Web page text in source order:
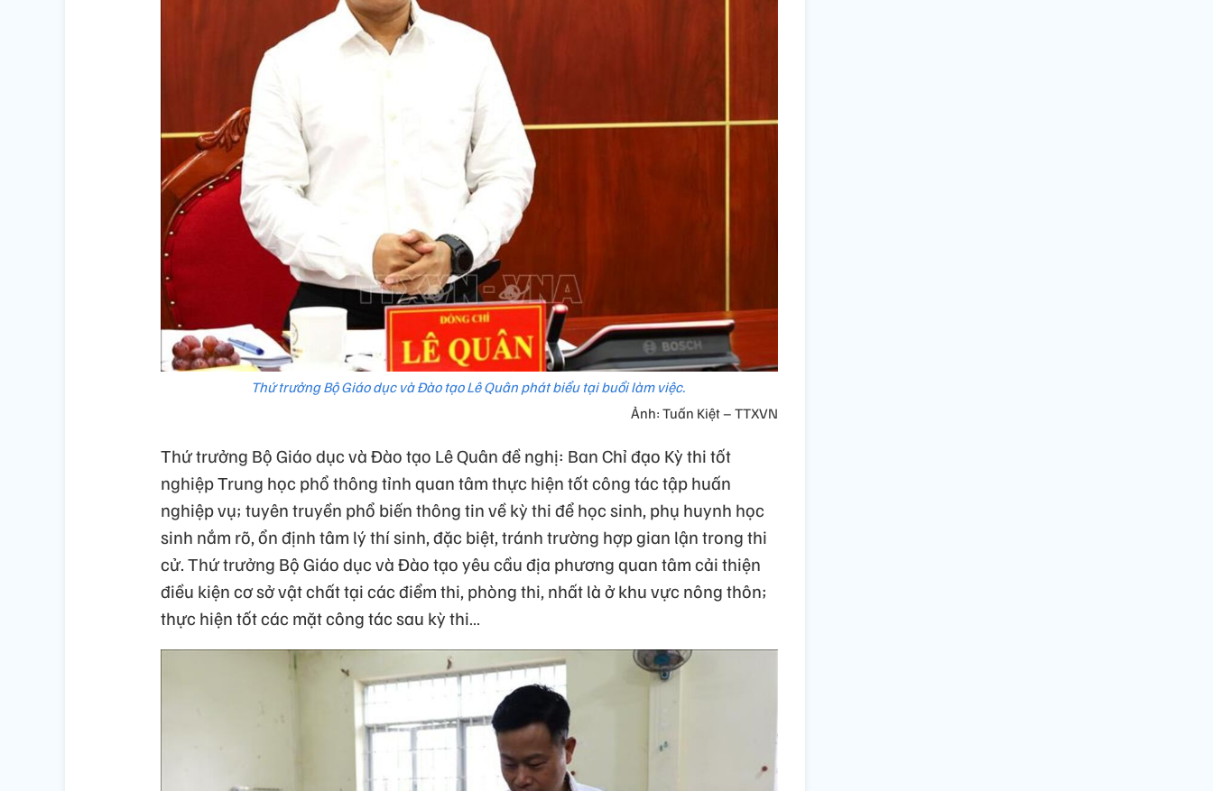
Thứ trưởng Bộ Giáo dục và Đào tạo Lê Quân phát biểu tại buổi làm việc.
Ảnh: Tuấn Kiệt – TTXVN
Thứ trưởng Bộ Giáo dục và Đào tạo Lê Quân đề nghị: Ban Chỉ đạo Kỳ thi tốt
nghiệp Trung học phổ thông tỉnh quan tâm thực hiện tốt công tác tập huấn
nghiệp vụ; tuyên truyền phổ biến thông tin về kỳ thi để học sinh, phụ huynh học
sinh nắm rõ, ổn định tâm lý thí sinh, đặc biệt, tránh trường hợp gian lận trong thi
cử. Thứ trưởng Bộ Giáo dục và Đào tạo yêu cầu địa phương quan tâm cải thiện
điều kiện cơ sở vật chất tại các điểm thi, phòng thi, nhất là ở khu vực nông thôn;
thực hiện tốt các mặt công tác sau kỳ thi…